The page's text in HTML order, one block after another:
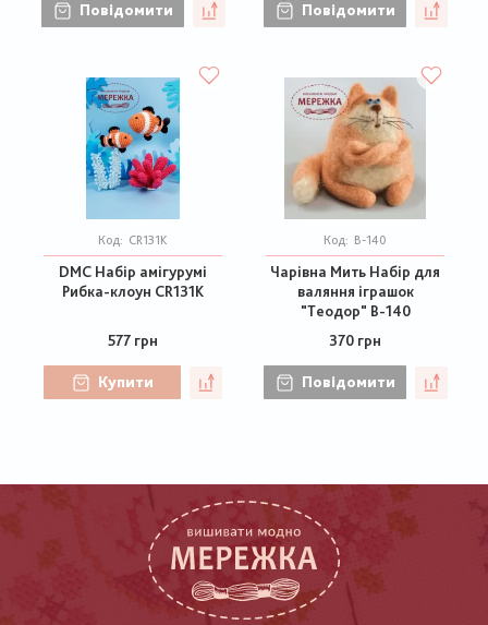
Повідомити Повідомити
Код: CR131K
DMC Набір амігурумі
Рибка-клоун CR131K
577 грн
Купити
Код: В-140
Чарівна Мить Набір для
валяння іграшок
"Теодор" В-140
370 грн
Повідомити